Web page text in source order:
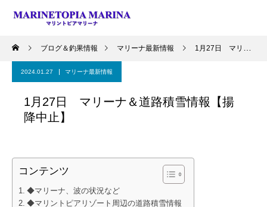
ブログ＆釣果情報 マリーナ最新情報 1月27日 マリーナ＆道路積雪情報【揚降中止】
2024.01.27 マリーナ最新情報
1月27日 マリーナ＆道路積雪情報【揚
降中止】
コンテンツ
◆マリーナ、波の状況など
◆マリントピアリゾート周辺の道路積雪情報